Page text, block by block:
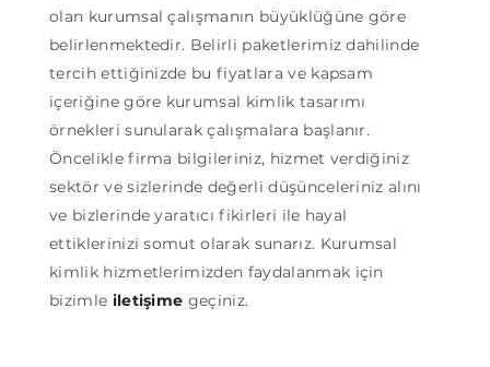
olan kurumsal çalışmanın büyüklüğüne göre
belirlenmektedir. Belirli paketlerimiz dahilinde
tercih ettiğinizde bu fiyatlara ve kapsam
içeriğine göre kurumsal kimlik tasarımı
örnekleri sunularak çalışmalara başlanır.
Öncelikle firma bilgileriniz, hizmet verdiğiniz
sektör ve sizlerinde değerli düşünceleriniz alını
ve bizlerinde yaratıcı fikirleri ile hayal
ettiklerinizi somut olarak sunarız. Kurumsal
kimlik hizmetlerimizden faydalanmak için
bizimle iletişime geçiniz.